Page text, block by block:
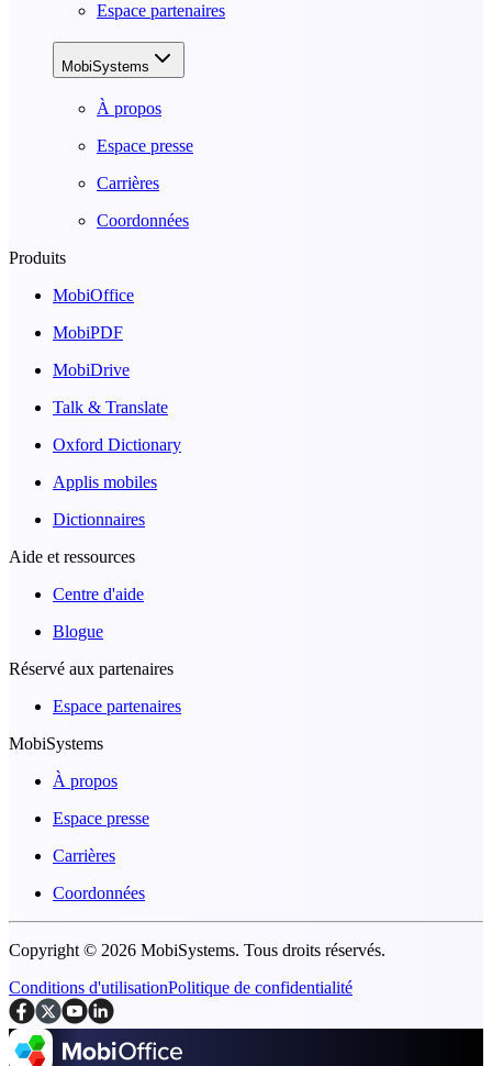
Espace partenaires
MobiSystems
À propos
Espace presse
Carrières
Coordonnées
Produits
MobiOffice
MobiPDF
MobiDrive
Talk & Translate
Oxford Dictionary
Applis mobiles
Dictionnaires
Aide et ressources
Centre d'aide
Blogue
Réservé aux partenaires
Espace partenaires
MobiSystems
À propos
Espace presse
Carrières
Coordonnées
Copyright © 2026 MobiSystems. Tous droits réservés.
Conditions d'utilisationPolitique de confidentialité